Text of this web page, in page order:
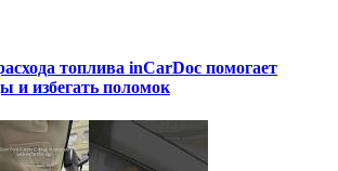
топлива inCarDoc помогает
и избегать поломок